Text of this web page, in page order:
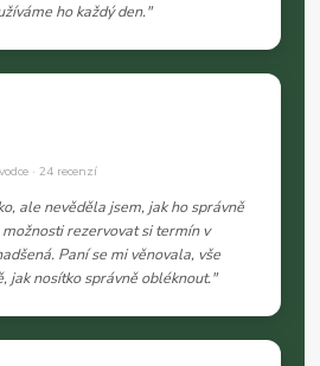
ho každý den."
· 24 recenzí
ale nevěděla jsem, jak ho správně
rezervovat si termín v
Paní se mi věnovala, vše
jak nosítko správně obléknout."